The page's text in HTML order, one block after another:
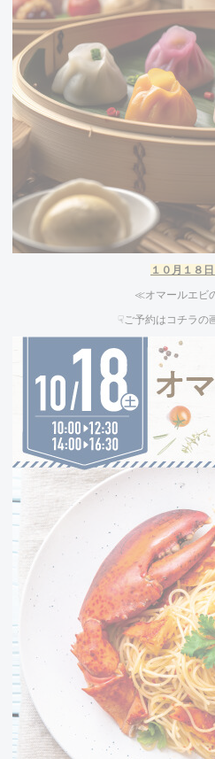
１０ 月１８
≪オマールエビ
☟ご予約はコチラの